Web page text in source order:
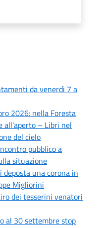
da venerdì 7 a
2026: nella Foresta
all'aperto – Libri nel
del cielo
pubblico a
situazione
deposta una corona in
Migliorini
dei tesserini venatori
al 30 settembre stop